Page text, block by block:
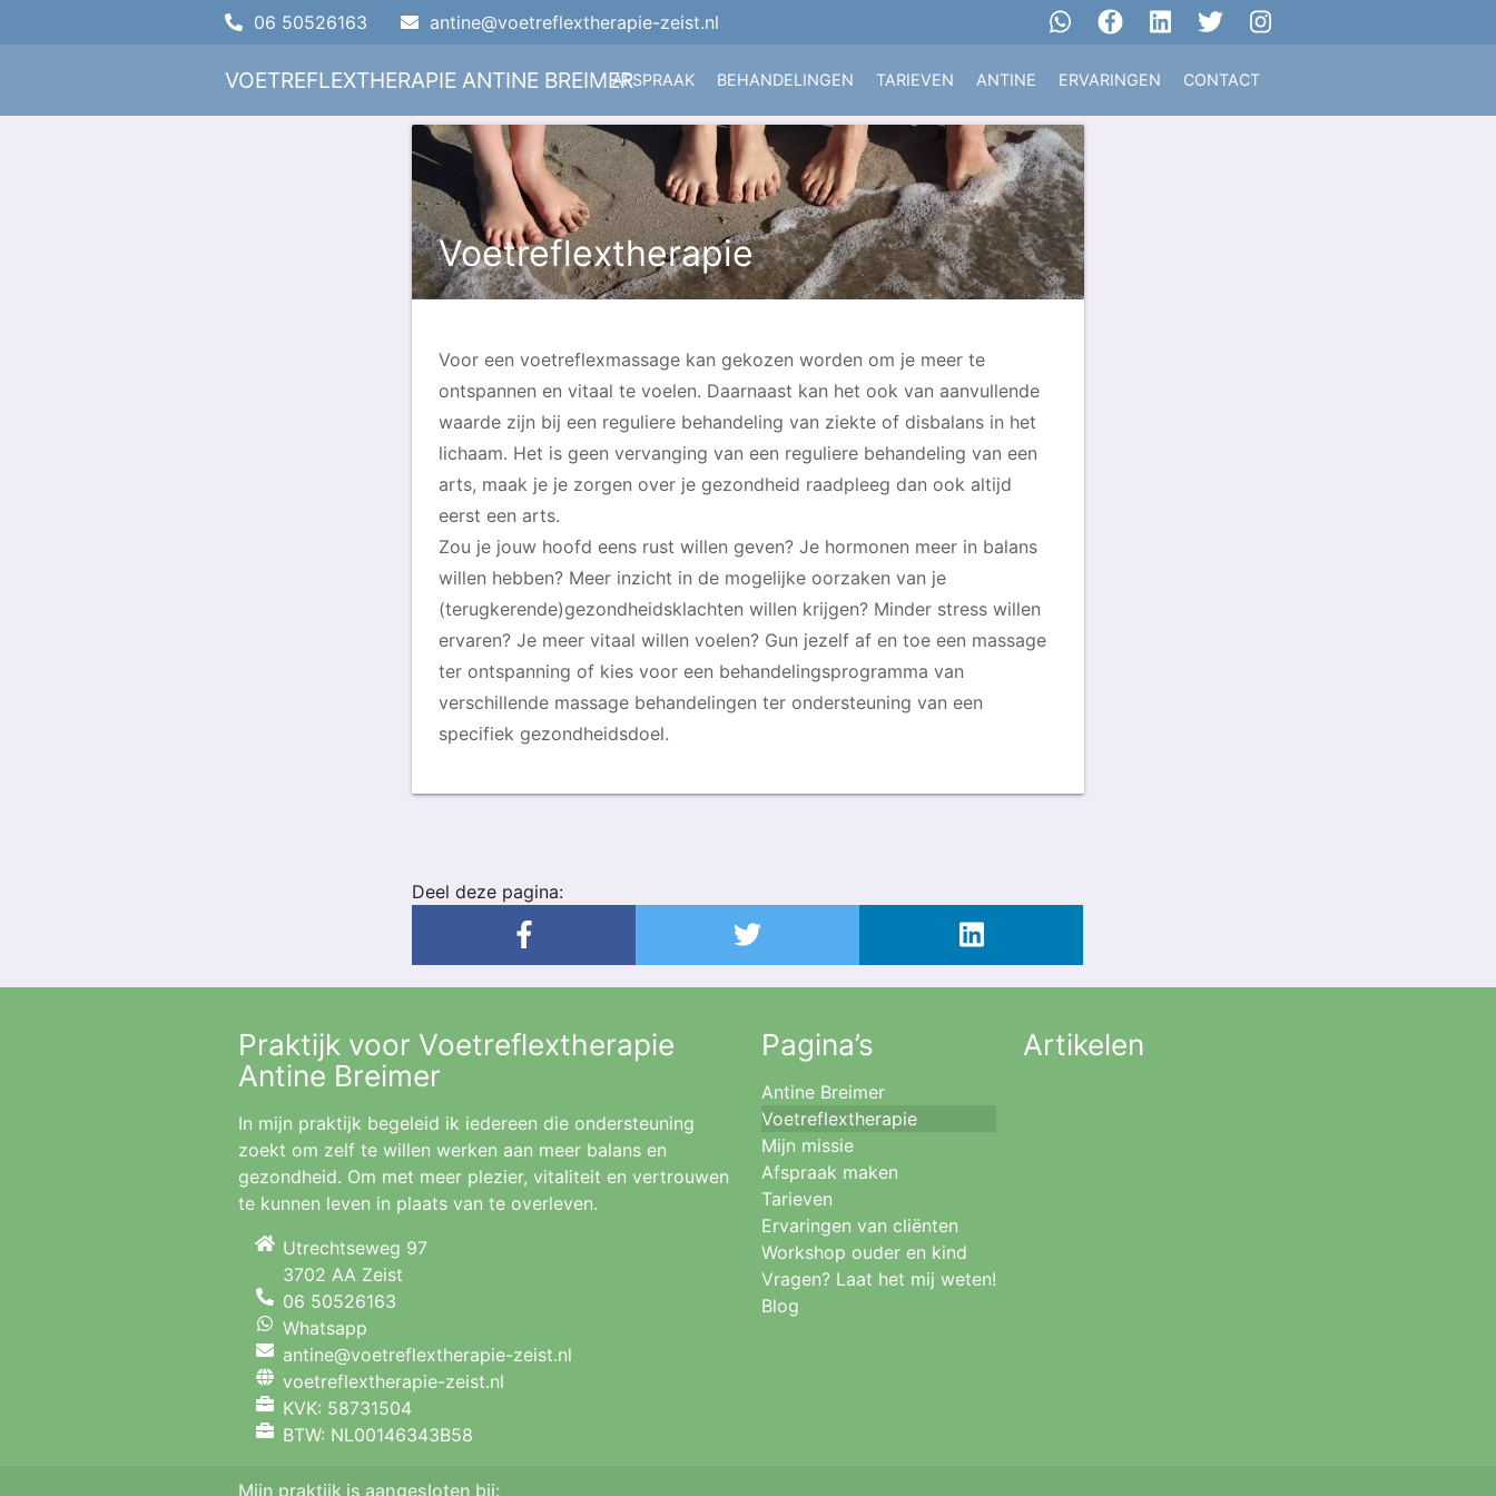
06 50526163 antine@voetreflextherapie-zeist.nl
VOETREFLEXTHERAPIE ANTINE BREIMERAFSPRAAK BEHANDELINGEN TARIEVEN ANTINE ERVARINGEN CONTACT
Voetreflextherapie
Voor een voetreflexmassage kan gekozen worden om je meer te
ontspannen en vitaal te voelen. Daarnaast kan het ook van aanvullende
waarde zijn bij een reguliere behandeling van ziekte of disbalans in het
lichaam. Het is geen vervanging van een reguliere behandeling van een
arts, maak je je zorgen over je gezondheid raadpleeg dan ook altijd
eerst een arts.
Zou je jouw hoofd eens rust willen geven? Je hormonen meer in balans
willen hebben? Meer inzicht in de mogelijke oorzaken van je
(terugkerende)gezondheidsklachten willen krijgen? Minder stress willen
ervaren? Je meer vitaal willen voelen? Gun jezelf af en toe een massage
ter ontspanning of kies voor een behandelingsprogramma van
verschillende massage behandelingen ter ondersteuning van een
specifiek gezondheidsdoel.
Deel deze pagina:
Praktijk voor Voetreflextherapie
Antine Breimer
In mijn praktijk begeleid ik iedereen die ondersteuning
zoekt om zelf te willen werken aan meer balans en
gezondheid. Om met meer plezier, vitaliteit en vertrouwen
te kunnen leven in plaats van te overleven.
Utrechtseweg 97
3702 AA Zeist
06 50526163
Whatsapp
antine@voetreflextherapie-zeist.nl
voetreflextherapie-zeist.nl
KVK: 58731504
BTW: NL00146343B58
Pagina’s
Antine Breimer
Voetreflextherapie
Mijn missie
Afspraak maken
Tarieven
Ervaringen van cliënten
Workshop ouder en kind
Vragen? Laat het mij weten!
Blog
Artikelen
Mijn praktijk is aangesloten bij: